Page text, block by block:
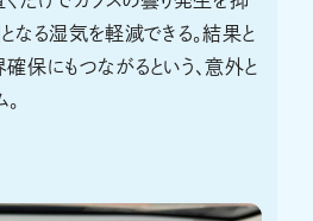
なる湿気を軽減できる。結果と
保にもつながるという、意外と